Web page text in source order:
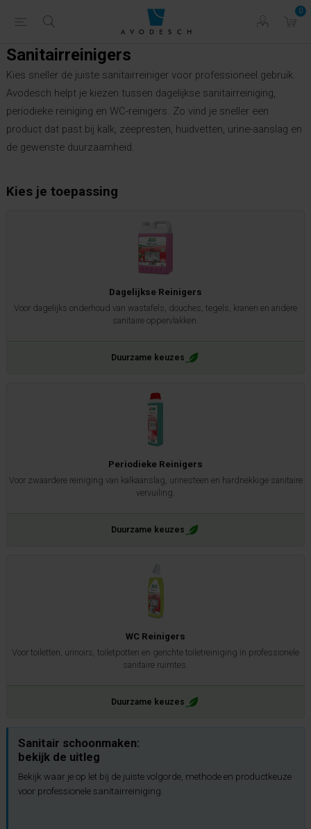
0
Sanitairreinigers
Kies sneller de juiste sanitairreiniger voor professioneel gebruik.
Avodesch helpt je kiezen tussen dagelijkse sanitairreiniging,
periodieke reiniging en WC-reinigers. Zo vind je sneller een
product dat past bij kalk, zeepresten, huidvetten, urine-aanslag en
de gewenste duurzaamheid.
Kies je toepassing
Dagelijkse Reinigers
Voor dagelijks onderhoud van wastafels, douches, tegels, kranen en andere
sanitaire oppervlakken.
Duurzame keuzes
Periodieke Reinigers
Voor zwaardere reiniging van kalkaanslag, urinesteen en hardnekkige sanitaire
vervuiling.
Duurzame keuzes
WC Reinigers
Voor toiletten, urinoirs, toiletpotten en gerichte toiletreiniging in professionele
sanitaire ruimtes.
Duurzame keuzes
Sanitair schoonmaken:
bekijk de uitleg
Bekijk waar je op let bij de juiste volgorde, methode en productkeuze
voor professionele sanitairreiniging.